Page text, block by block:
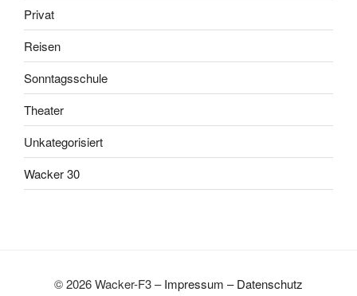
Privat
Reisen
Sonntagsschule
Theater
Unkategorisiert
Wacker 30
© 2026 Wacker-F3 –Impressum –Datenschutz